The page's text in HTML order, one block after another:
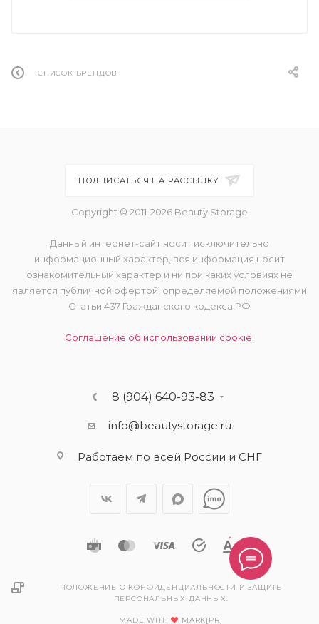
СПИСОК БРЕНДОВ
ПОДПИСАТЬСЯ НА РАССЫЛКУ
Copyright © 2011-2026 Beauty Storage
Данный интернет-сайт носит исключительно
информационный характер, вся информация носит
ознакомительный характер и ни при каких условиях не
является публичной офертой, определяемой положениями
Статьи 437 Гражданского кодекса РФ
Соглашение об использовании cookie.
8 (904) 640-93-83
info@beautystorage.ru
Работаем по всей России и СНГ
ПОЛОЖЕНИЕ О КОНФИДЕНЦИАЛЬНОСТИ И ЗАЩИТЕ
ПЕРСОНАЛЬНЫХ ДАННЫХ.
MADE WITH MARK[PR]